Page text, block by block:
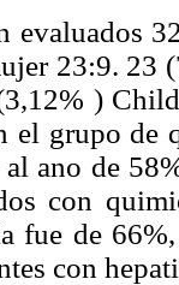
evaluados
23:9. 23
)
el grupo de
ano de
con
fue de
con